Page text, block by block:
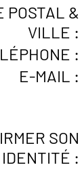
POSTAL &
VILLE :
:
E-MAIL :
SON
IDENTITÉ :